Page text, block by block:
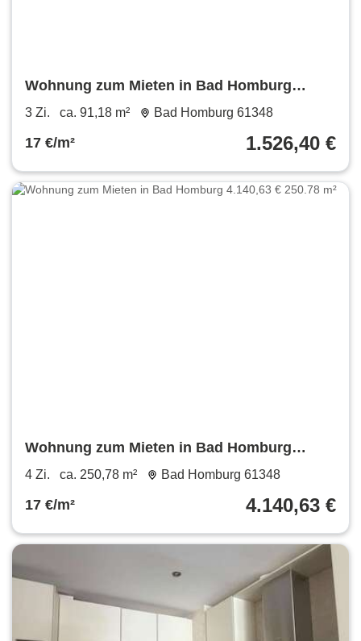
Wohnung zum Mieten in Bad Homburg
1.526,40 € 91.18 m²
3 Zi. ca. 91,18 m² Bad Homburg 61348
17 €/m² 1.526,40 €
Wohnung zum Mieten in Bad Homburg
4.140,63 € 250.78 m²
4 Zi. ca. 250,78 m² Bad Homburg 61348
17 €/m² 4.140,63 €